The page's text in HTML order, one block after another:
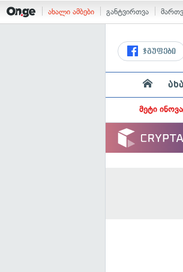
ახალი ამბები განტვირთვა
ჯგუფები
მეტი